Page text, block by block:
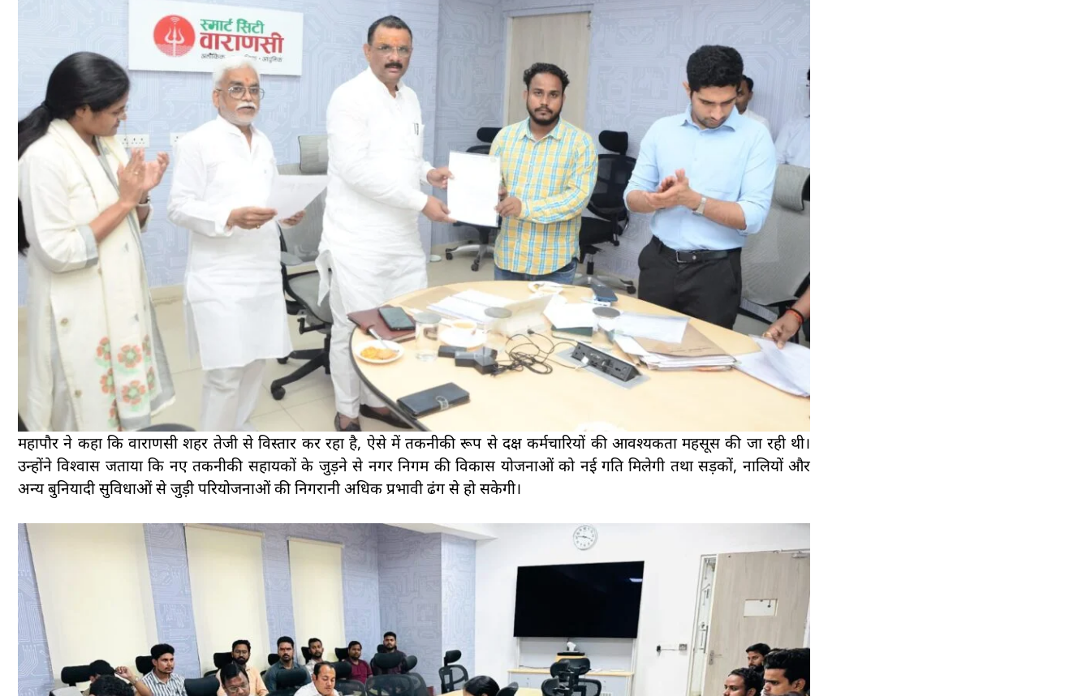
महापौर ने कहा कि वाराणसी शहर तेजी से विस्तार कर रहा है, ऐसे में तकनीकी रूप से दक्ष कर्मचारियों की आवश्यकता महसूस की जा रही थी।
उन्होंने विश्वास जताया कि नए तकनीकी सहायकों के जुड़ने से नगर निगम की विकास योजनाओं को नई गति मिलेगी तथा सड़कों, नालियों और
अन्य बुनियादी सुविधाओं से जुड़ी परियोजनाओं की निगरानी अधिक प्रभावी ढंग से हो सकेगी।